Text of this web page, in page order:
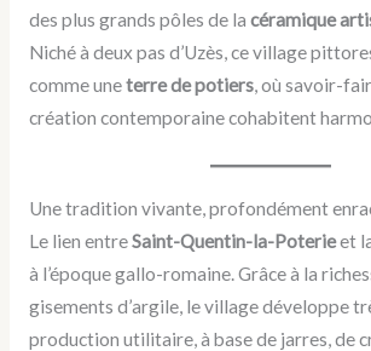
des plus grands pôles de la céramique
Niché à deux pas d’Uzès, ce village
comme uneterre de potiers, où savoir-
création contemporaine cohabitent
Une tradition vivante, profondément
Le lien entreSaint-Quentin-la-Poterieet
à l’époque gallo-romaine. Grâce à la
gisements d’argile, le village développe
production utilitaire, à base de jarres, de